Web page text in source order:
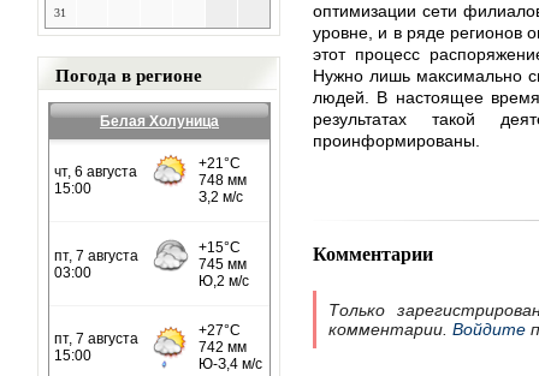
31
Погода в регионе
Белая Холуница
оптимизации сети
уровне, и в ряде регионов
этот процесс
Нужно лишь максимально
людей. В настоящее
результатах такой
проинформированы.
Комментарии
Только
комментарии. Войдите